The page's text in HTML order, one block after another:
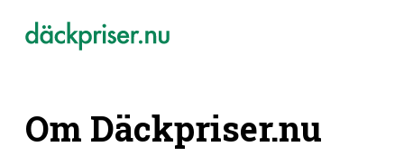
Om Däckpriser.nu